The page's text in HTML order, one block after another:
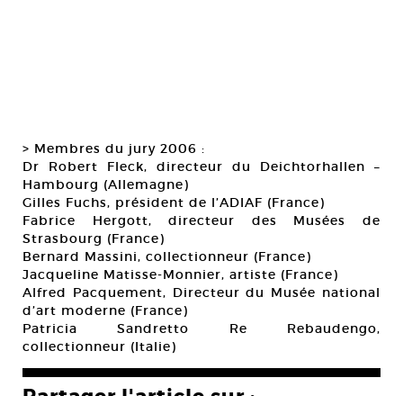
> Membres du jury 2006 :
Dr Robert Fleck, directeur du Deichtorhallen –
Hambourg (Allemagne)
Gilles Fuchs, président de l’ADIAF (France)
Fabrice Hergott, directeur des Musées de
Strasbourg (France)
Bernard Massini, collectionneur (France)
Jacqueline Matisse-Monnier, artiste (France)
Alfred Pacquement, Directeur du Musée national
d’art moderne (France)
Patricia Sandretto Re Rebaudengo,
collectionneur (Italie)